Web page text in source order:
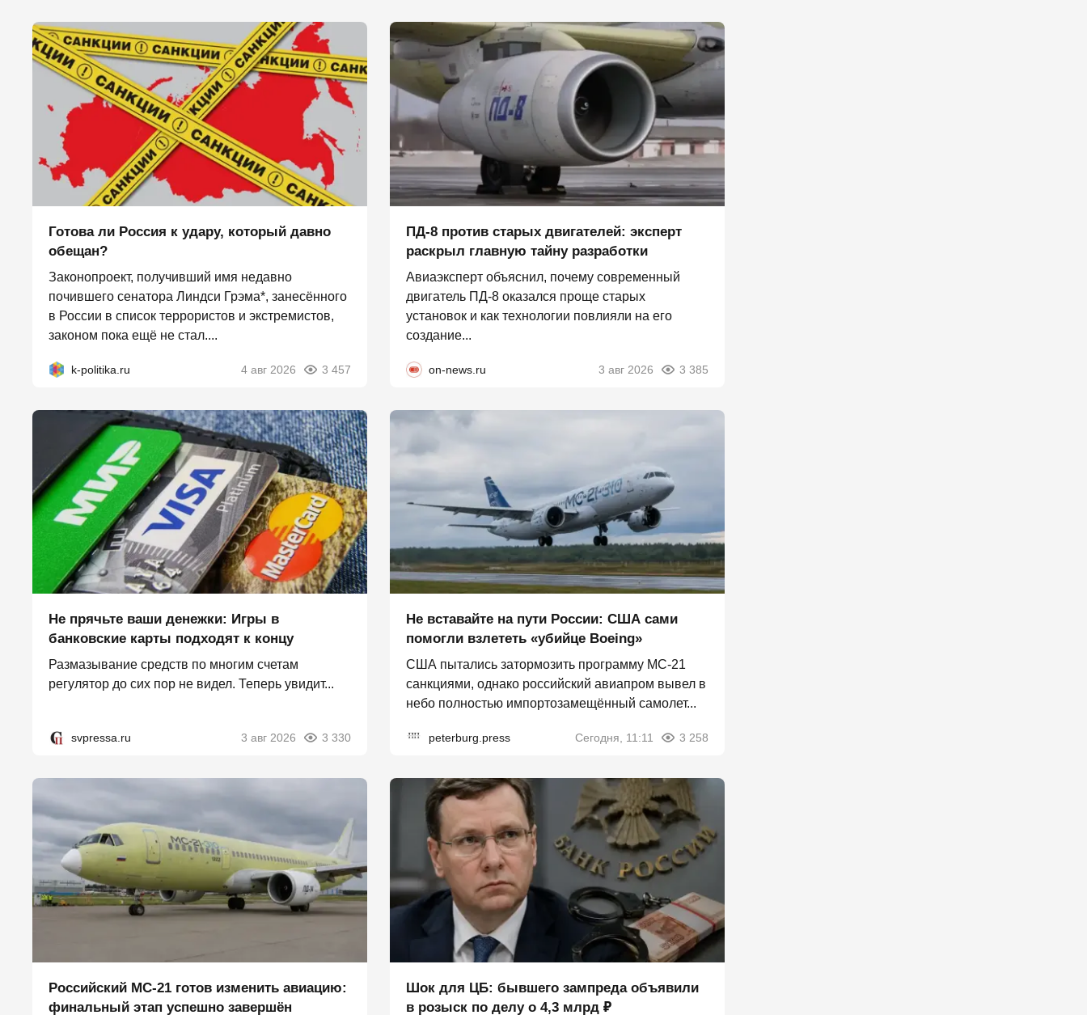
Готова ли Россия к удару, который давно
обещан?
Законопроект, получивший имя недавно
почившего сенатора Линдси Грэма*, занесённого
в России в список террористов и экстремистов,
законом пока ещё не стал....
k-politika.ru 4 авг 2026 3 457
ПД-8 против старых двигателей: эксперт
раскрыл главную тайну разработки
Авиаэксперт объяснил, почему современный
двигатель ПД-8 оказался проще старых
установок и как технологии повлияли на его
создание...
on-news.ru 3 авг 2026 3 385
Не прячьте ваши денежки: Игры в
банковские карты подходят к концу
Размазывание средств по многим счетам
регулятор до сих пор не видел. Теперь увидит...
svpressa.ru 3 авг 2026 3 330
Не вставайте на пути России: США сами
помогли взлететь «убийце Boeing»
США пытались затормозить программу МС-21
санкциями, однако российский авиапром вывел в
небо полностью импортозамещённый самолет...
peterburg.press Сегодня, 11:11 3 258
Российский МС-21 готов изменить авиацию:
финальный этап успешно завершён
Шок для ЦБ: бывшего зампреда объявили
в розыск по делу о 4,3 млрд ₽